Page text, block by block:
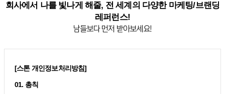
회사에서 나를 빛나게 해줄, 전 세계의 다양한 마케팅/브랜딩
레퍼런스!
남들보다 먼저 받아보세요!
[스톤 개인정보처리방침]
01. 총칙